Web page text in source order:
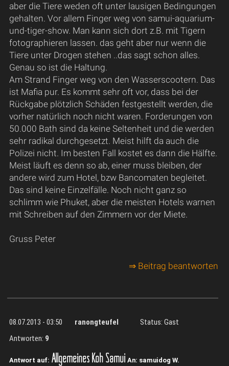
aber die Tiere weden oft unter lausigen Bedingungen
gehalten. Vor allem Finger weg von samui-aquarium-
und-tiger-show. Man kann sich dort z.B. mit Tigern
fotographieren lassen. das geht aber nur wenn die
Tiere unter Drogen stehen ..das sagt schon alles.
Genau so ist die Haltung.
Am Strand Finger weg von den Wasserscootern. Das
ist Mafia pur. Es kommt sehr oft vor, dass bei der
Rückgabe plötzlich Schäden festgestellt werden, die
vorher natürlich noch nicht waren. Forderungen von
50.000 Bath sind da keine Seltenheit und die werden
sehr radikal durchgesetzt. Meist hilft da auch die
Polizei nicht. Im besten Fall kostet es dann die Hälfte.
Meist läuft es denn so ab, einer muss bleiben, der
andere wird zum Hotel, bzw Bancomaten begleitet.
Das sind keine Einzelfälle. Noch nicht ganz so
schlimm wie Phuket, aber die meisten Hotels warnen
mit Schreiben auf den Zimmern vor der Miete.
Gruss Peter
⇒ Beitrag beantworten
08.07.2013 - 03:50 ranongteufel
Status: Gast
Antworten: 9
Antwort auf: Allgemeines Koh Samui An: samuidog W.